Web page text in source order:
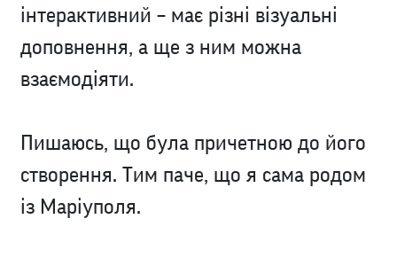
інтерактивний – має різні візуальні
доповнення, а ще з ним можна
взаємодіяти.
Пишаюсь, що була причетною до його
створення. Тим паче, що я сама родом
із Маріуполя.